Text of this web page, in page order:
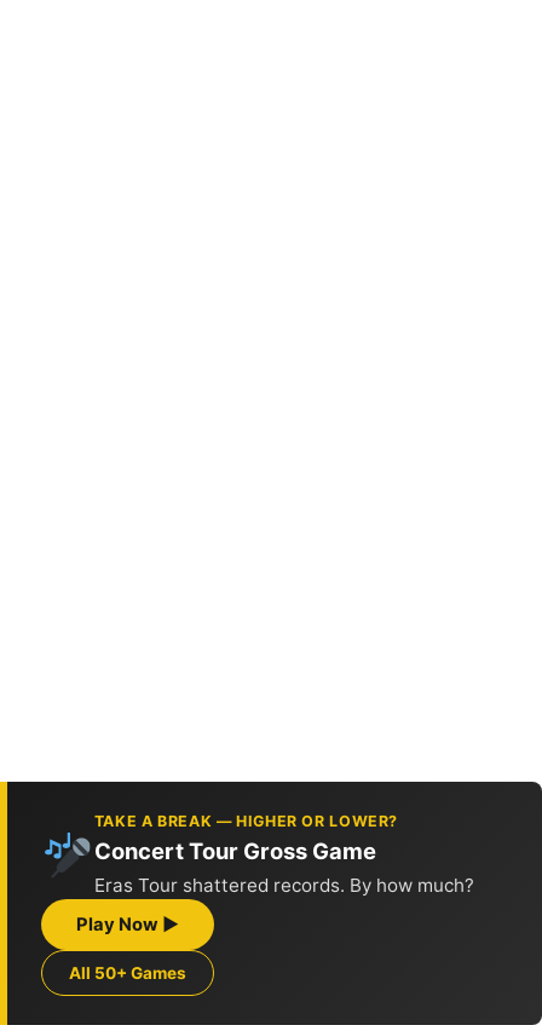
TAKE A BREAK — HIGHER OR LOWER?
Concert Tour Gross Game
Eras Tour shattered records. By how much?
Play Now ▶
All 50+ Games